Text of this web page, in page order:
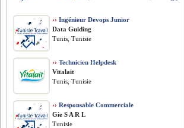
›› Ingénieur Devops Junior
Data Guiding
Tunis, Tunisie
›› Technicien Helpdesk
Vitalait
Tunis, Tunisie
›› Responsable Commerciale
Gie S A R L
Tunisie